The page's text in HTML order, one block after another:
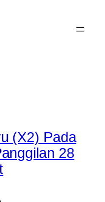
(X2) Pada
28